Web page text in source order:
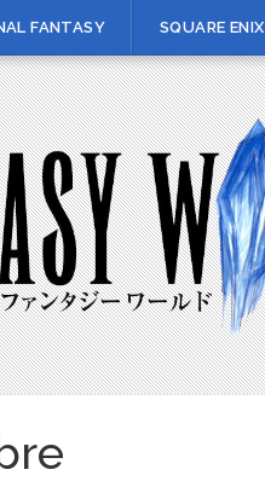
FANTASY SQUARE ENIX